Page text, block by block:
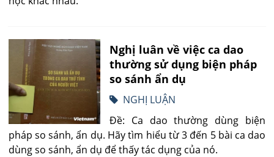
Nghị luân về việc ca dao
thường sử dụng biện pháp
so sánh ẩn dụ
NGHỊ LUẬN
Đề: Ca dao thường dùng biện
pháp so sánh, ẩn dụ. Hãy tìm hiểu từ 3 đến 5 bài ca dao
dùng so sánh, ẩn dụ để thấy tác dụng của nó.